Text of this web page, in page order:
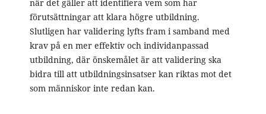
när det gäller att identifiera vem som har
förutsättningar att klara högre utbildning.
Slutligen har validering lyfts fram i samband med
krav på en mer effektiv och individanpassad
utbildning, där önskemålet är att validering ska
bidra till att utbildningsinsatser kan riktas mot det
som människor inte redan kan.